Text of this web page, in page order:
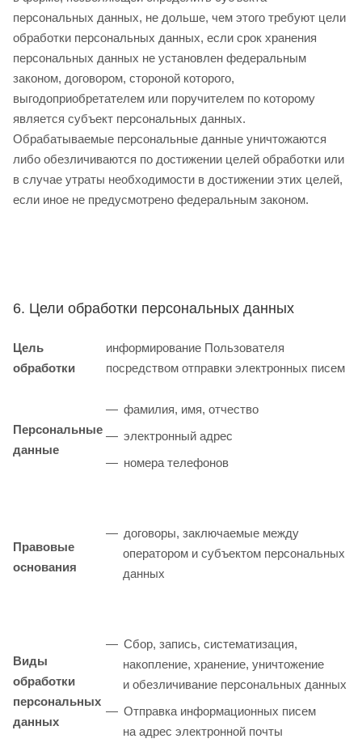
персональных данных, не дольше, чем этого требуют цели
обработки персональных данных, если срок хранения
персональных данных не установлен федеральным
законом, договором, стороной которого,
выгодоприобретателем или поручителем по которому
является субъект персональных данных.
Обрабатываемые персональные данные уничтожаются
либо обезличиваются по достижении целей обработки или
в случае утраты необходимости в достижении этих целей,
если иное не предусмотрено федеральным законом.
6. Цели обработки персональных данных
Цель
обработки
информирование Пользователя
посредством отправки электронных писем
Персональные
данные
фамилия, имя, отчество
электронный адрес
номера телефонов
Правовые
основания
договоры, заключаемые между
оператором и субъектом персональных
данных
Виды
обработки
персональных
данных
Сбор, запись, систематизация,
накопление, хранение, уничтожение
и обезличивание персональных данных
Отправка информационных писем
на адрес электронной почты